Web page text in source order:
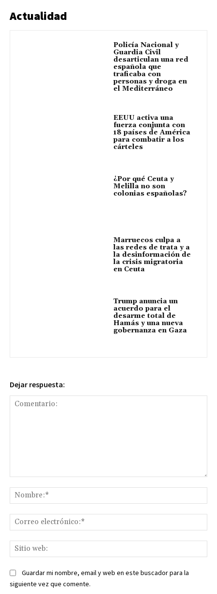
Actualidad
Policía Nacional y
Guardia Civil
desarticulan una red
española que
traficaba con
personas y droga en
el Mediterráneo
EEUU activa una
fuerza conjunta con
18 países de América
para combatir a los
cárteles
¿Por qué Ceuta y
Melilla no son
colonias españolas?
Marruecos culpa a
las redes de trata y a
la desinformación de
la crisis migratoria
en Ceuta
Trump anuncia un
acuerdo para el
desarme total de
Hamás y una nueva
gobernanza en Gaza
Dejar respuesta:
Guardar mi nombre, email y web en este buscador para la
siguiente vez que comente.